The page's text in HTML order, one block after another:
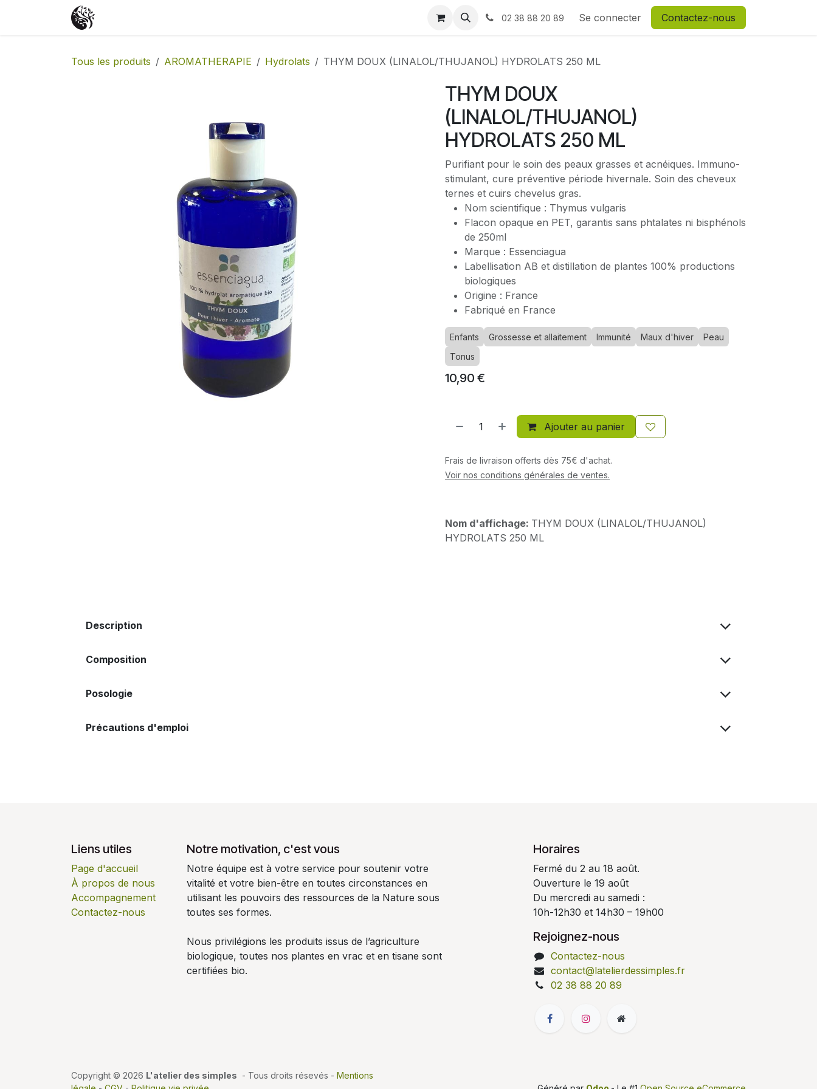
Se rendre au contenu
02 38 88 20 89 Se connecter Contactez-nous
Tous les produits AROMATHERAPIE Hydrolats THYM DOUX (LINALOL/THUJANOL) HYDROLATS 250 ML
THYM DOUX
(LINALOL/THUJANOL)
HYDROLATS 250 ML
Purifiant pour le soin des peaux grasses et acnéiques. Immuno-
stimulant, cure préventive période hivernale. Soin des cheveux
ternes et cuirs chevelus gras.
Nom scientifique : Thymus vulgaris
Flacon opaque en PET, garantis sans phtalates ni bisphénols
de 250ml
Marque : Essenciagua
Labellisation AB et distillation de plantes 100% productions
biologiques
Origine : France
Fabriqué en France
Enfants Grossesse et allaitement Immunité Maux d'hiver
Peau
Tonus
10,90 €
Ajouter au panier
Frais de livraison offerts dès 75€ d'achat.
Voir nos conditions générales de ventes.
Nom d'affichage: THYM DOUX (LINALOL/THUJANOL)
HYDROLATS 250 ML
Description
Composition
Posologie
Précautions d'emploi
Liens utiles
Page d'accueil
À propos de nous
Accompagnement
Contactez-nous
Notre motivation, c'est vous
Notre équipe est à votre service pour soutenir votre
vitalité et votre bien-être en toutes circonstances en
utilisant les pouvoirs des ressources de la Nature sous
toutes ses formes.
Nous privilégions les produits issus de l’agriculture
biologique, toutes nos plantes en vrac et en tisane sont
certifiées bio.
Horaires
Fermé du 2 au 18 août.
Ouverture le 19 août
Du mercredi au samedi :
10h-12h30 et 14h30 – 19h00
Rejoignez-nous
Contactez-nous
contact@latelierdessimples.fr
02 38 88 20 89
Copyright © 2026 L'atelier des simples - Tous droits résevés - Mentions